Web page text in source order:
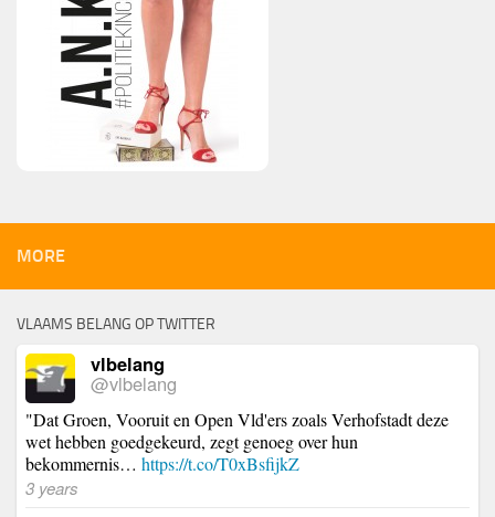
MORE
VLAAMS BELANG OP TWITTER
vlbelang
@vlbelang
"Dat Groen, Vooruit en Open Vld'ers zoals Verhofstadt deze
wet hebben goedgekeurd, zegt genoeg over hun
bekommernis… https://t.co/T0xBsfijkZ
3 years